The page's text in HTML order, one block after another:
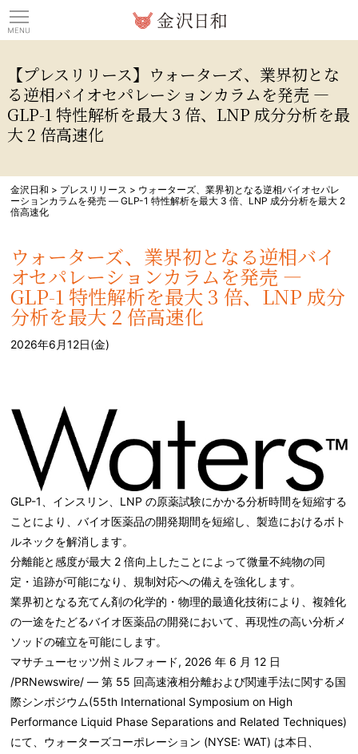
【プレスリリース】ウォーターズ、業界初とな
る逆相バイオセパレーションカラムを発売 —
GLP-1 特性解析を最大 3 倍、LNP 成分分析を最
大 2 倍高速化
金沢日和 > プレスリリース > ウォーターズ、業界初となる逆相バイオセパレ
ーションカラムを発売 — GLP-1 特性解析を最大 3 倍、LNP 成分分析を最大 2
倍高速化
ウォーターズ、業界初となる逆相バイ
オセパレーションカラムを発売 —
GLP-1 特性解析を最大 3 倍、LNP 成分
分析を最大 2 倍高速化
2026年6月12日(金)
GLP-1、インスリン、LNP の原薬試験にかかる分析時間を短縮する
ことにより、バイオ医薬品の開発期間を短縮し、製造におけるボト
ルネックを解消します。
分離能と感度が最大 2 倍向上したことによって微量不純物の同
定・追跡が可能になり、規制対応への備えを強化します。
業界初となる充てん剤の化学的・物理的最適化技術により、複雑化
の一途をたどるバイオ医薬品の開発において、再現性の高い分析メ
ソッドの確立を可能にします。
マサチューセッツ州ミルフォード, 2026 年 6 月 12 日
/PRNewswire/ — 第 55 回高速液相分離および関連手法に関する国
際シンポジウム(55th International Symposium on High
Performance Liquid Phase Separations and Related Techniques)
にて、ウォーターズコーポレーション (NYSE: WAT) は本日、